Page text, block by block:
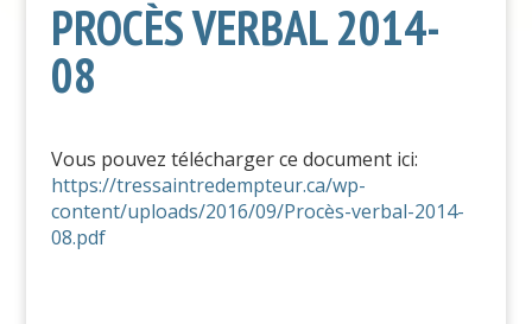
PROCÈS VERBAL 2014-
08
Vous pouvez télécharger ce document ici:
https://tressaintredempteur.ca/wp-
content/uploads/2016/09/Procès-verbal-2014-
08.pdf